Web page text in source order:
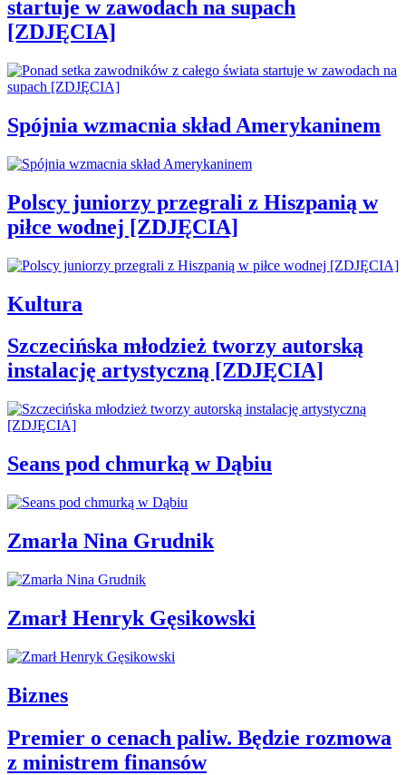
startuje w zawodach na supach
[ZDJĘCIA]
Spójnia wzmacnia skład Amerykaninem
Polscy juniorzy przegrali z Hiszpanią w
piłce wodnej [ZDJĘCIA]
Kultura
Szczecińska młodzież tworzy autorską
instalację artystyczną [ZDJĘCIA]
Seans pod chmurką w Dąbiu
Zmarła Nina Grudnik
Zmarł Henryk Gęsikowski
Biznes
Premier o cenach paliw. Będzie rozmowa
z ministrem finansów